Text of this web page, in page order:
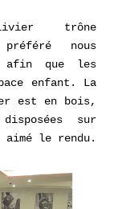
trône
préféré nous
que les
enfant. La
est en bois,
sur
aimé le rendu.